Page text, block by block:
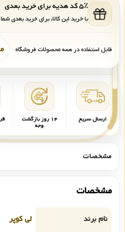
۵٪ کد هدیه برای خرید بعدی
با خرید این کالا، برای خرید بعدی
قابل استفاده در همه محصولات فروشگاه
ارسال سریع ۱۴ روز بازگشت
وجه
مشخصات
مشخصات
نام برند
لی کوپر